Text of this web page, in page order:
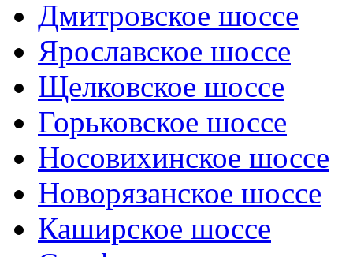
Дмитровское шоссе
Ярославское шоссе
Щелковское шоссе
Горьковское шоссе
Носовихинское шоссе
Новорязанское шоссе
Каширское шоссе